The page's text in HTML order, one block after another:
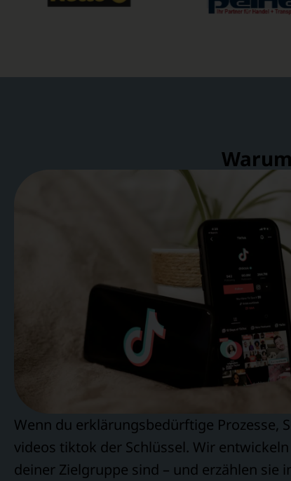
Wenn du erklärungsbedürftige Prozesse,
videos tiktok der Schlüssel. Wir
deiner Zielgruppe sind – und erzählen sie